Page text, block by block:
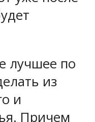
лучшее по
из
и
Причем